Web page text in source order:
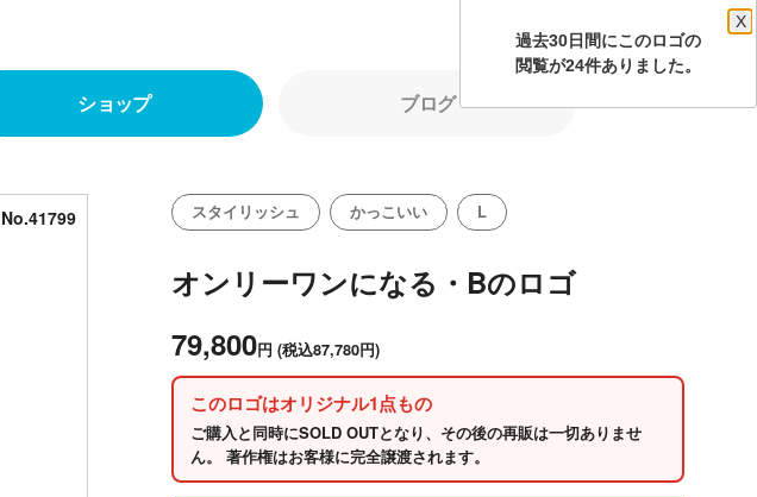
ショップ ブログ
No.41799 スタイリッシュ かっこいい L
オンリーワンになる・Bのロゴ
79,800円 (税込87,780円)
このロゴはオリジナル1点もの
ご購入と同時にSOLD OUTとなり、その後の再販は一切ありませ
ん。 著作権はお客様に完全譲渡されます。
過去30日間にこのロゴの
X
閲覧が24件ありました。